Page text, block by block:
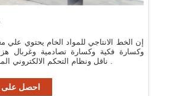
إن الخط الانتاجي للمواد الخام يحتوي علي
وكسارة فكية وكسارة تصادمية وغربال
ناقل ونظام التحكم الالكتروني المركزي الخ .
احصل على